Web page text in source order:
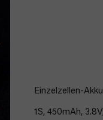
Einzelzellen-
1S, 450mAh,